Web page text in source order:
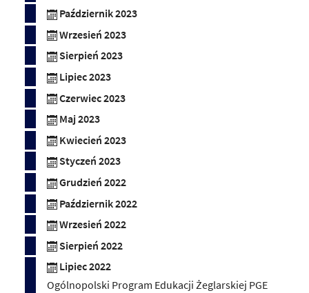
Październik 2023
Wrzesień 2023
Sierpień 2023
Lipiec 2023
Czerwiec 2023
Maj 2023
Kwiecień 2023
Styczeń 2023
Grudzień 2022
Październik 2022
Wrzesień 2022
Sierpień 2022
Lipiec 2022
Ogólnopolski Program Edukacji Żeglarskiej PGE